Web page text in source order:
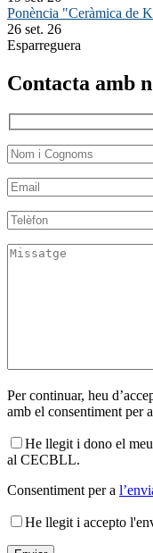
Ponència "Ceràmica de
26 set. 26
Esparreguera
Contacta amb
Per continuar, heu
amb el consentiment per
He llegit i dono el
al CECBLL.
Consentiment per a
He llegit i accepto